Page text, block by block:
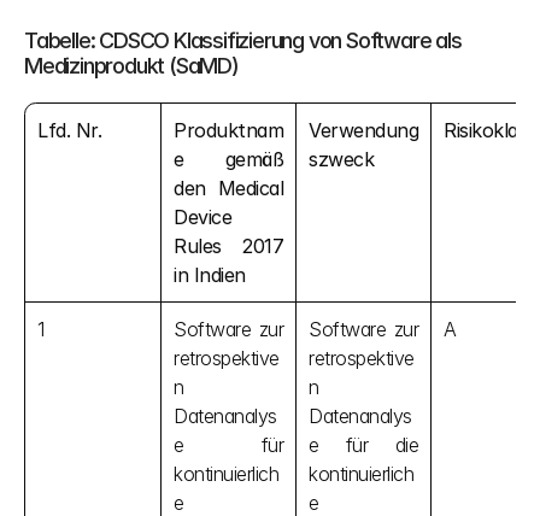
Tabelle: CDSCO Klassifizierung von Software als
Medizinprodukt (SaMD)
Lfd. Nr.
Produktnam
e gemäß
den Medical
Device
Rules 2017
in Indien
Verwendung
szweck
1
Software zur
retrospektive
n
Datenanalys
e für
kontinuierlich
e
Software zur
retrospektive
n
Datenanalys
e für die
kontinuierlich
e
A